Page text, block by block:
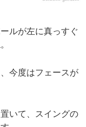
ルが左に真っすぐ
今度はフェースが
いて、スイングの